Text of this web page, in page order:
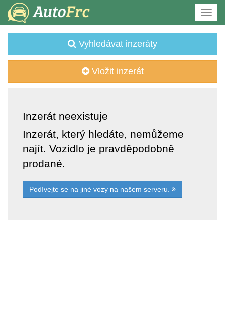
Vyhledávat inzeráty
Vložit inzerát
Inzerát neexistuje
Inzerát, který hledáte, nemůžeme
najít. Vozidlo je pravděpodobně
prodané.
Podívejte se na jiné vozy na našem serveru.